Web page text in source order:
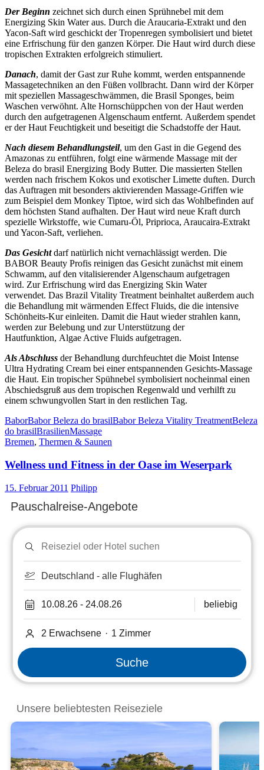
Der Beginn zeichnet sich durch einen Sprühnebel mit dem
Energizing Skin Water aus. Durch die Araucaria-Extrakt und den
Yacon-Saft wird geschickt der Tropenregen symbolisiert und bietet
eine Erfrischung für den ganzen Körper. Die Haut wird durch diese
tropischen Extrakten erfolgreich stimuliert.
Danach, damit der Gast zur Ruhe kommt, werden entspannende
Massagetechniken an den Füßen vollbracht. Dann wird der Körper
mit speziellen Massageschwämmen, die Brasil Sponges, beim
Waschen verwöhnt. Alte Hornschüppchen von der Haut werden
durch den aufgetragenen Algenschaum entfernt. Außerdem spendet
er der Haut Feuchtigkeit und beseitigt die Schadstoffe der Haut.
Nach diesem Behandlungsteil, um den Gast in die Gegend des
Amazonas zu entführen, folgt eine wärmende Massage mit der
Beleza do brasil Energizing Body Butter. Die massierten Stellen
werden nach frischem Kokos und exotischer Limette duften. Durch
das Auftragen mit besonders aktivierenden Massage-Griffen wie
zum Beispiel dem Monkey Tiptoe, wird sich das Wohlbefinden auf
dem höchsten Stand aufhalten. Der Haut wird neue Kraft durch
spezielle Wirkstoffe, wie Cumaru-Öl, Priprioca, Araucaira-Extrakt
und Yacon-Saft, verliehen.
Das Gesichtdarf natürlich nicht vernachlässigt werden. Die
BABOR Beauty Profis reinigen das Gesicht zunächst mit einem
Schwamm, auf den vitalisierender Algenschaum aufgetragen
wird. Zur Erfrischung wird das Energizing Skin Water
verwendet. Das Brazil Vitality Treatment beinhaltet außerdem auch
die Behandlung mit wärmenden Effect Fluids, die die intensive
Schönheits-Kur einleiten. Damit die Haut wieder strahlen kann,
werden zur Belebung und zur Unterstützung der
Hautfunktion, Algae Active Fluids aufgetragen.
Als Abschluss der Behandlung durchfeuchtet die Moist Intense
Ultra Hydrating Cream bei einer entspannenden Gesichts-Massage
die Haut. Ein tropischer Spühnebel symbolisiert nocheinmal einen
Abschiedsgruß aus dem tropischen Regenwald und verhilft zu
einem schwungvollen Start in den restlichen Tag.
BaborBabor Beleza do brasilBabor Beleza Vitality TreatmentBeleza
do brasilBrasilienMassage
Bremen, Thermen & Saunen
Wellness und Fitness in der Oase im Weserpark
15. Februar 2011 Philipp